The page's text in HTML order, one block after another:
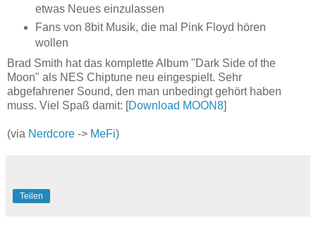
etwas Neues einzulassen
Fans von 8bit Musik, die mal Pink Floyd hören
wollen
Brad Smith hat das komplette Album "Dark Side of the
Moon" als NES Chiptune neu eingespielt. Sehr
abgefahrener Sound, den man unbedingt gehört haben
muss. Viel Spaß damit: [Download MOON8]
(via Nerdcore -> MeFi)
Teilen